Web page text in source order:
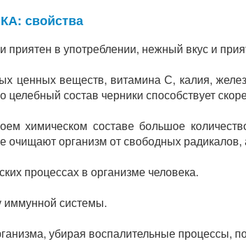
свойства
приятен в употреблении, нежный вкус и
ценных веществ, витамина С, калия,
целебный состав черники способствует
химическом составе большое
очищают организм от свободных
процессах в организме человека.
иммунной системы.
убирая воспалительные процессы,